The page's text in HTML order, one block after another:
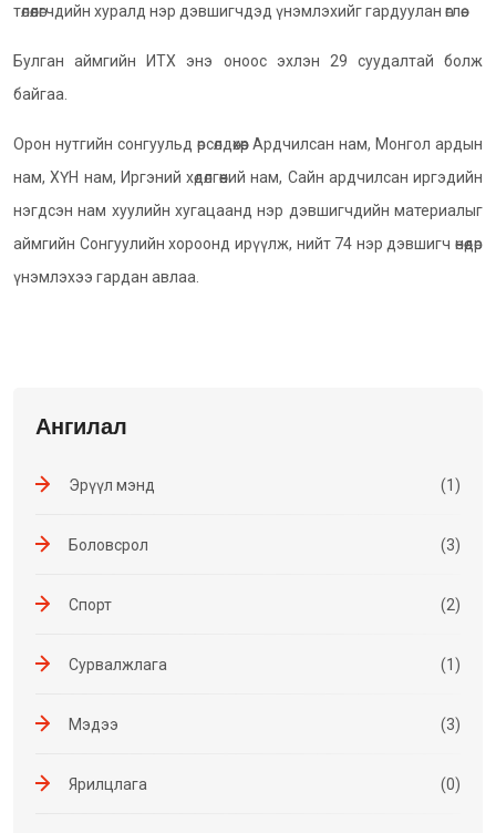
төлөөлөгчдийн хуралд нэр дэвшигчдэд үнэмлэхийг гардуулан өглөө.
Булган аймгийн ИТХ энэ оноос эхлэн 29 суудалтай болж
байгаа.
Орон нутгийн сонгуульд өрсөлдөхөөр Ардчилсан нам, Монгол ардын
нам, ХҮН нам, Иргэний хөдөлгөөний нам, Сайн ардчилсан иргэдийн
нэгдсэн нам хуулийн хугацаанд нэр дэвшигчдийн материалыг
аймгийн Сонгуулийн хороонд ирүүлж, нийт 74 нэр дэвшигч өнөөдөр
үнэмлэхээ гардан авлаа.
Ангилал
Эрүүл мэнд (1)
Боловсрол (3)
Спорт (2)
Сурвалжлага (1)
Мэдээ (3)
Ярилцлага (0)